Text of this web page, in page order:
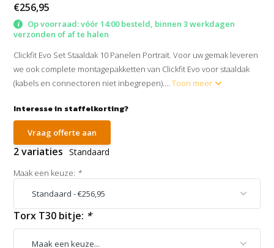
€256,95
Op voorraad: vóór 14:00 besteld, binnen 3 werkdagen
verzonden of af te halen
Clickfit Evo Set Staaldak 10 Panelen Portrait. Voor uw gemak leveren
we ook complete montagepakketten van Clickfit Evo voor staaldak
(kabels en connectoren niet inbegrepen)....Toon meer
Interesse in staffelkorting?
Vraag offerte aan
2 variaties Standaard
Maak een keuze: *
Torx T30 bitje: *